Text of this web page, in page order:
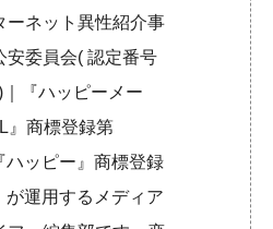
ーネット異性紹介事
安委員会( 認定番号
『ハッピーメー
』商標登録第
ハッピー』商標登録
が運用するメディア